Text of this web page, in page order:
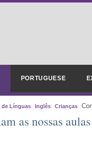
PORTUGUESE
de Línguas Inglês Crianças
as nossas aulas